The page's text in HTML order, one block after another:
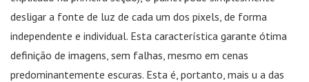
desligar a fonte de luz de cada um dos pixels, de forma
independente e individual. Esta característica garante ótima
definição de imagens, sem falhas, mesmo em cenas
predominantemente escuras. Esta é, portanto, mais u a das